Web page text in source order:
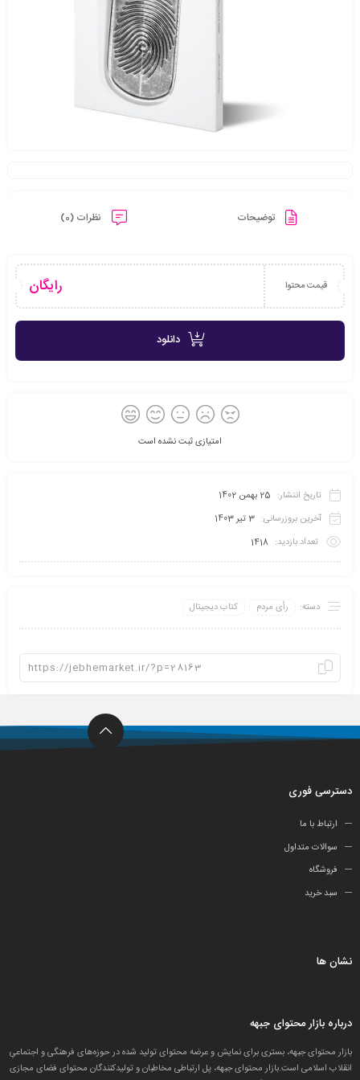
توضیحات نظرات (0)
قیمت محتوا رایگان
دانلود
امتیازی ثبت نشده است
تاریخ انتشار: 25 بهمن 1402
آخرین بروزرسانی: 3 تیر 1403
تعداد بازدید: 1418
دسته: رأی مردم کتاب دیجیتال
دسترسی فوری
ارتباط با ما
سوالات متداول
فروشگاه
سبد خرید
نشان ها
درباره بازار محتوای جبهه
بازار محتوای جبهه، بستری برای نمایش و عرضه محتوای تولید شده در حوزه‌های فرهنگی و اجتماعیِ
انقلاب اسلامی است.بازار محتوای جبهه، پل ارتباطی مخاطبان و تولید‌کنندگان محتوای فضای مجازی